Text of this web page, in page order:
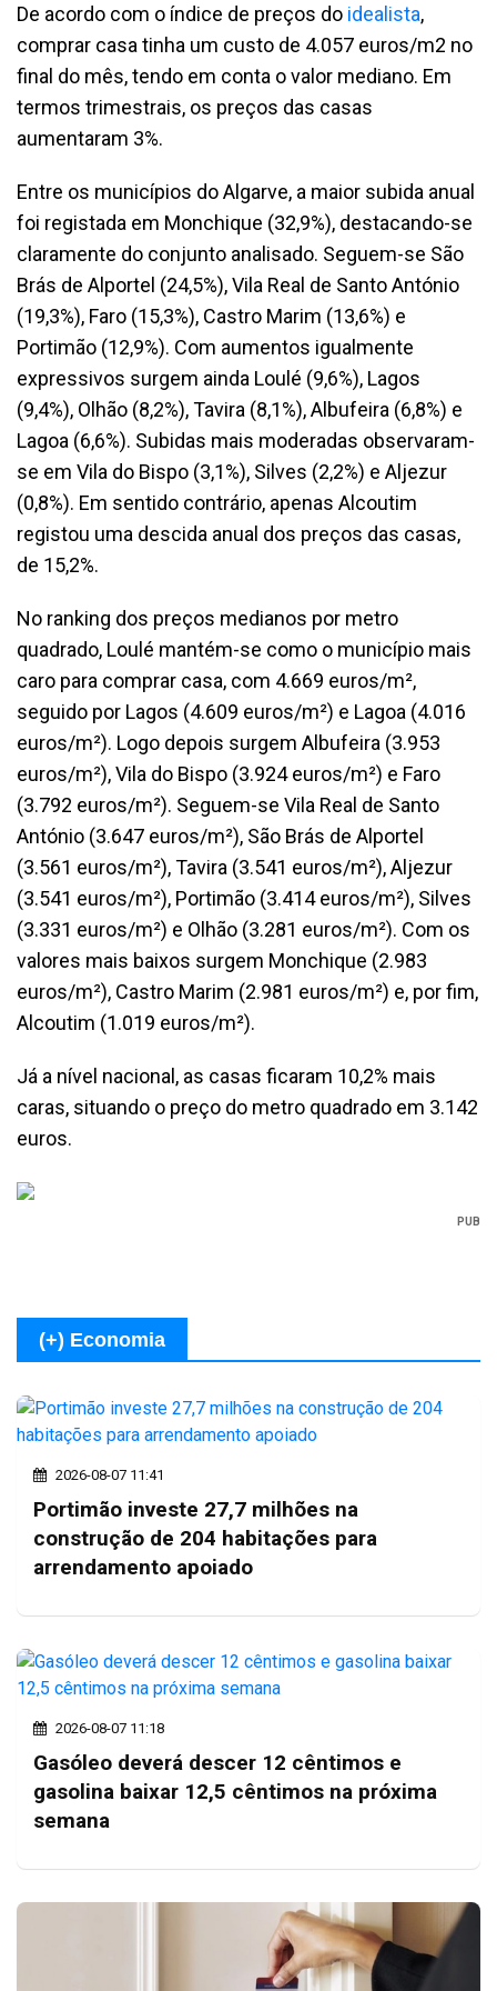
De acordo com o índice de preços do idealista,
comprar casa tinha um custo de 4.057 euros/m2 no
final do mês, tendo em conta o valor mediano. Em
termos trimestrais, os preços das casas
aumentaram 3%.
Entre os municípios do Algarve, a maior subida anual
foi registada em Monchique (32,9%), destacando-se
claramente do conjunto analisado. Seguem-se São
Brás de Alportel (24,5%), Vila Real de Santo António
(19,3%), Faro (15,3%), Castro Marim (13,6%) e
Portimão (12,9%). Com aumentos igualmente
expressivos surgem ainda Loulé (9,6%), Lagos
(9,4%), Olhão (8,2%), Tavira (8,1%), Albufeira (6,8%) e
Lagoa (6,6%). Subidas mais moderadas observaram-
se em Vila do Bispo (3,1%), Silves (2,2%) e Aljezur
(0,8%). Em sentido contrário, apenas Alcoutim
registou uma descida anual dos preços das casas,
de 15,2%.
No ranking dos preços medianos por metro
quadrado, Loulé mantém-se como o município mais
caro para comprar casa, com 4.669 euros/m²,
seguido por Lagos (4.609 euros/m²) e Lagoa (4.016
euros/m²). Logo depois surgem Albufeira (3.953
euros/m²), Vila do Bispo (3.924 euros/m²) e Faro
(3.792 euros/m²). Seguem-se Vila Real de Santo
António (3.647 euros/m²), São Brás de Alportel
(3.561 euros/m²), Tavira (3.541 euros/m²), Aljezur
(3.541 euros/m²), Portimão (3.414 euros/m²), Silves
(3.331 euros/m²) e Olhão (3.281 euros/m²). Com os
valores mais baixos surgem Monchique (2.983
euros/m²), Castro Marim (2.981 euros/m²) e, por fim,
Alcoutim (1.019 euros/m²).
Já a nível nacional, as casas ficaram 10,2% mais
caras, situando o preço do metro quadrado em 3.142
euros.
PUB
(+) Economia
2026-08-07 11:41
Portimão investe 27,7 milhões na
construção de 204 habitações para
arrendamento apoiado
2026-08-07 11:18
Gasóleo deverá descer 12 cêntimos e
gasolina baixar 12,5 cêntimos na próxima
semana